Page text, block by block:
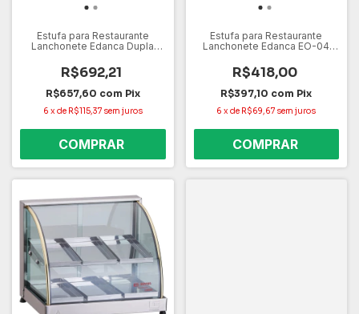
Estufa para Restaurante
Lanchonete Edanca Dupla
Inox, Vidro Temperado
R$692,21
R$657,60 com Pix
6 xde R$115,37 sem juros
Estufa para Restaurante
Lanchonete Edanca EO-04
Vidro Temperado
R$418,00
R$397,10 com Pix
6 xde R$69,67 sem juros